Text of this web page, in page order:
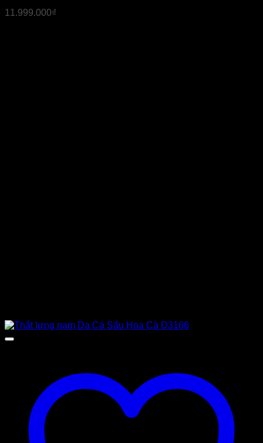
11.999.000₫